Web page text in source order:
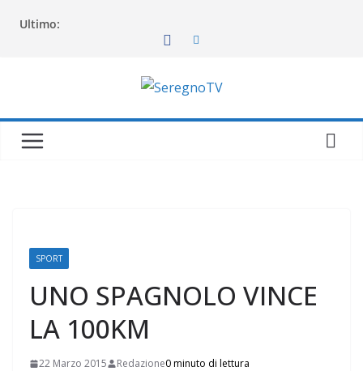
Ultimo:
SPORT
UNO SPAGNOLO VINCE
LA 100KM
22 Marzo 2015 Redazione0 minuto di lettura